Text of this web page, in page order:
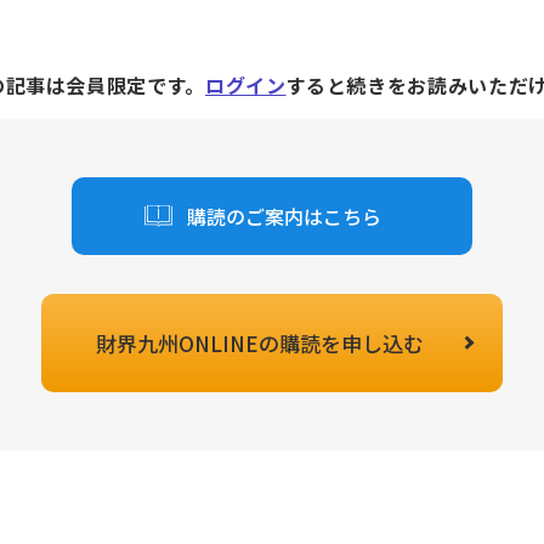
事は会員限定です。 ログインすると続きをお読みいただけ
購読のご案内はこちら
財界九州ONLINEの購読を申し込む